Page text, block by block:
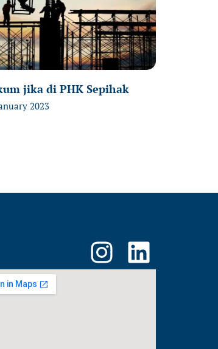
jika di PHK Sepihak
2023
I
n
L
i